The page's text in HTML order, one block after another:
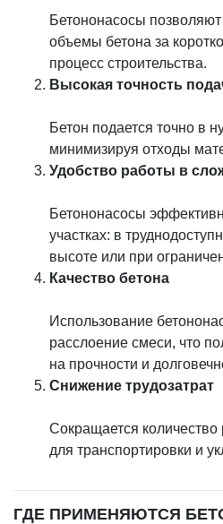
Бетононасосы
объемы бетона за
процесс строительства.
Высокая точность
Бетон подается точно в
минимизируя отходы
Удобство работы в
Бетононасосы
участках: в
высоте или при
Качество бетона
Использование
расслоение смеси, что
на прочности и
Снижение трудозатрат
Сокращается
для транспортировки и
ГДЕ ПРИМЕНЯЮТСЯ